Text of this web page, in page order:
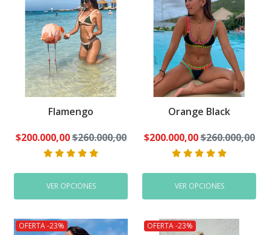
Flamengo
$200.000,00$260.000,00
VER OPCIONES
Orange Black
$200.000,00$260.000,00
VER OPCIONES
OFERTA -23% OFERTA -23%